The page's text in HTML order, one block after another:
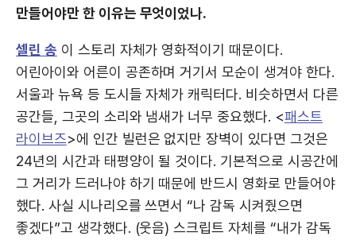
만들어야만 한 이유는 무엇이었나.
셀린 송 이 스토리 자체가 영화적이기 때문이다.
어린아이와 어른이 공존하며 거기서 모순이 생겨야 한다.
서울과 뉴욕 등 도시들 자체가 캐릭터다. 비슷하면서 다른
공간들, 그곳의 소리와 냄새가 너무 중요했다. <패스트
라이브즈>에 인간 빌런은 없지만 장벽이 있다면 그것은
24년의 시간과 태평양이 될 것이다. 기본적으로 시공간에
그 거리가 드러나야 하기 때문에 반드시 영화로 만들어야
했다. 사실 시나리오를 쓰면서 “나 감독 시켜줬으면
좋겠다”고 생각했다. (웃음) 스크립트 자체를 “내가 감독